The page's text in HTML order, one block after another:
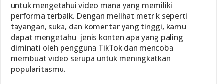
untuk mengetahui video mana yang memiliki
performa terbaik. Dengan melihat metrik seperti
tayangan, suka, dan komentar yang tinggi, kamu
dapat mengetahui jenis konten apa yang paling
diminati oleh pengguna TikTok dan mencoba
membuat video serupa untuk meningkatkan
popularitasmu.